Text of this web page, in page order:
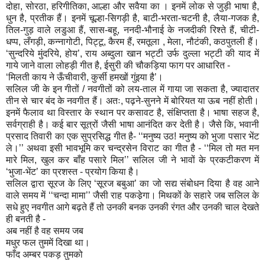
दोहा, सोरठा, हरिगीतिका, आल्हा और सवैया का । इनमें लोक से जुड़ी भाषा है,
धुन है, प्रतीक हैं। इनमें चूल्हा-सिगड़ी है, बाटी-भरता-चटनी है, लैया-गजक है,
तिल-गुड़ वाले लडुआ हैं, सास-बहू, ननदी-भौनाई के नजदीकी रिश्ते हैं, चीटी-
धप्प, लँगड़ी, कन्नागोटी, पिट्टू, कैरम हैं, रमतूला , मेला, नौटंकी, कठपुतली हैं।
‘सुन्दरिये मुंदरिये, होय’, राय अब्दुला खान भट्टी उर्फ दुल्ला भट्टी की याद में
गाये जाने वाला लोहड़ी गीत है, ईसुरी की चौकड़िया फाग पर आधारित -
‘मिलती काय ने ऊँचीवारी, कुर्सी हमखों गुंइया है’।
सलिल जी के इन गीतों / नवगीतों को लय-ताल में गाया जा सकता है, ज्यादातर
तीन से चार बंद के नवगीत हैं। अतः, पढ़ने-सुनने में बोरियत या ऊब नहीं होती।
इनमें फैलाव था विस्तार के स्थान पर कसावट है, संक्षिप्तता है। भाषा सहज है,
सर्वग्राही है। कई बार सूत्रों जैसी भाषा आनंदित कर देती है। जैसे कि, भवानी
प्रसाद तिवारी का एक सुप्रसिद्ध गीत है- ‘‘मनुष्य उठ! मनुष्य को भुजा पसार भेंट
ले।’’ अथवा इसी भावभूमि कर चन्द्रसेन विराट का गीत है - ‘‘मिल तो मत मन
मारे मिल, खुल कर बाँह पसारे मिल’’ सलिल जी ने भावों के प्रकटीकरण में
‘भुजा-भेंट’ का प्रशस्त - प्रयोग किया है।
सलिल द्वारा सूरज के लिए ‘सूरज बबुआ’ का जो सद्य संबोधन दिया है वह आने
वाले समय में ‘‘चन्दा मामा’’ जैसी राह पकडे़गा। मिथकों के सहारे जब सलिल के
सधे हुए नवगीत आगे बढ़ते हैं तो उनकी बनक उनकी रंगत और उनकी चाल देखते
ही बनती है -
अब नहीं है वह समय जब
मधुर फल तुममें दिखा था।
फाँद अम्बर पकड़ तुमको